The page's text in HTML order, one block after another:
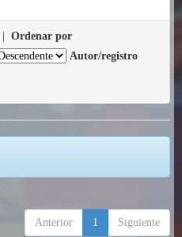
Ordenar por
Autor/registro
Anterior 1 Siguiente